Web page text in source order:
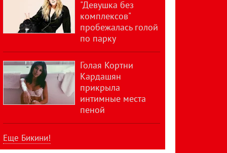
"Девушка без
комплексов"
пробежалась голой
по парку
Голая Кортни
Кардашян
прикрыла
интимные места
пеной
Еще Бикини!